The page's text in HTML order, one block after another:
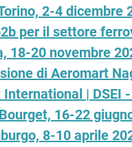
2-4 dicembre
per il settore
18-20 novembre
di Aeromart
| DSEI
16-22
8-10 aprile